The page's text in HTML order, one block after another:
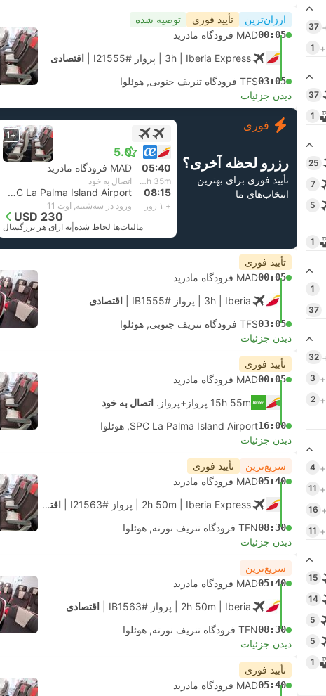
37
1
37
1
25
7
5
1
1
37
32
3
2
4
11
16
11
15
14
5
5
1
ارزان‌ترین تأیید فوری توصیه شده
00:05MAD فرودگاه مادرید
3h | Iberia Express پرواز #I21555 اقتصادی
03:05TFS فرودگاه تنریف جنوبی, هوئلوا
دیدن جزئیات
فوری
رزرو لحظه آخری؟
تأیید فوری برای بهترین
انتخاب‌های ما
5.0
+1
05:40 MAD فرودگاه مادرید
1d 2h 35m اتصال به خود
08:15 SPC La Palma Island Airport, هوئلوا
+ ۱ روز ورود در سه‌شنبه, اوت 11
USD 230
مالیات‌ها لحاظ شده به ازای هر بزرگسال
تأیید فوری
00:05MAD فرودگاه مادرید
3h | Iberia پرواز #IB1555 اقتصادی
03:05TFS فرودگاه تنریف جنوبی, هوئلوا
دیدن جزئیات
تأیید فوری
00:05MAD فرودگاه مادرید
15h 55m پرواز+پرواز.
اتصال به خود
16:00SPC La Palma Island Airport, هوئلوا
دیدن جزئیات
سریع‌ترین تأیید فوری
05:40MAD فرودگاه مادرید
2h 50m | Iberia Express پرواز #I21563 اقتصادی
08:30TFN فرودگاه تنریف نورته, هوئلوا
دیدن جزئیات
سریع‌ترین
05:40MAD فرودگاه مادرید
2h 50m | Iberia پرواز #IB1563 اقتصادی
08:30TFN فرودگاه تنریف نورته, هوئلوا
دیدن جزئیات
تأیید فوری
05:40MAD فرودگاه مادرید